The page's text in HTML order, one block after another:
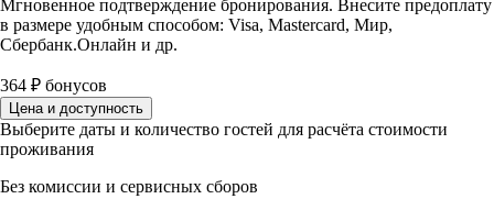
Мгновенное подтверждение бронирования. Внесите предоплату
в размере удобным способом: Visa, Mastercard, Мир,
Сбербанк.Онлайн и др.
364 ₽ бонусов
Цена и доступность
Выберите даты и количество гостей для расчёта стоимости
проживания
Без комиссии и сервисных сборов